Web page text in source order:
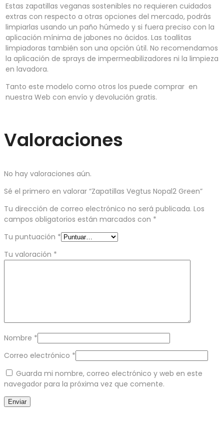
Estas zapatillas veganas sostenibles no requieren cuidados
extras con respecto a otras opciones del mercado, podrás
limpiarlas usando un paño húmedo y si fuera preciso con la
aplicación mínima de jabones no ácidos. Las toallitas
limpiadoras también son una opción útil. No recomendamos
la aplicación de sprays de impermeabilizadores ni la limpieza
en lavadora.
Tanto este modelo como otros los puede comprar en
nuestra Web con envío y devolución gratis.
Valoraciones
No hay valoraciones aún.
Sé el primero en valorar “Zapatillas Vegtus Nopal2 Green”
Tu dirección de correo electrónico no será publicada. Los
campos obligatorios están marcados con *
Tu puntuación *
Tu valoración *
Nombre *
Correo electrónico *
Guarda mi nombre, correo electrónico y web en este
navegador para la próxima vez que comente.